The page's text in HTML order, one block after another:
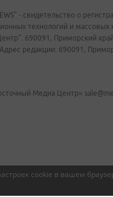
cookie в вашем
- свидетельство о
технологий и массовых
690091, Приморский край,
редакции: 690091,
Медиа Центр»